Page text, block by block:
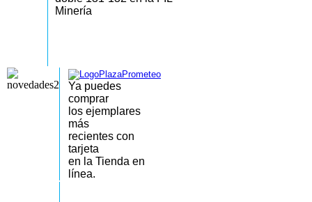
Minería
Ya puedes
comprar
los ejemplares
más
recientes con
tarjeta
en la Tienda en
línea.